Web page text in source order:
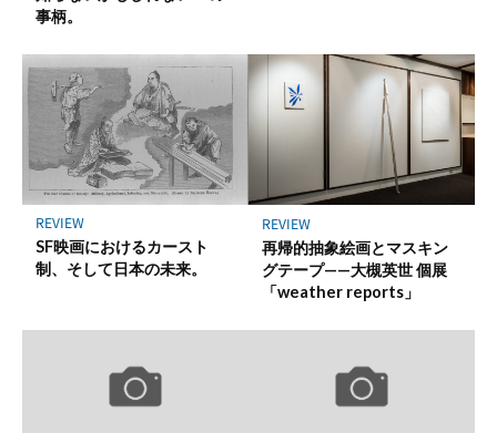
事柄。
REVIEW
SF映画におけるカースト
制、そして日本の未来。
REVIEW
再帰的抽象絵画とマスキン
グテープ——大槻英世 個展
「weather reports」